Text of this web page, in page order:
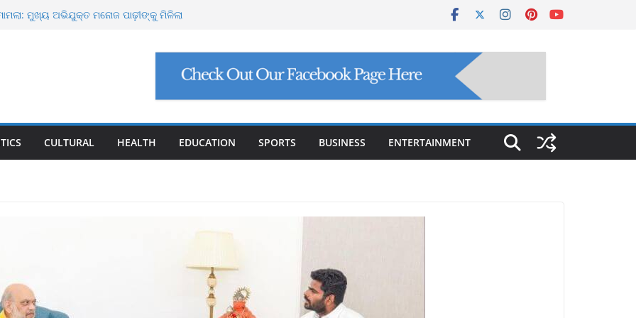
ମାଗିଲେ ଉନ୍ନୟନ କମିଶନର, ସଚିବଙ୍କୁ କଠୋର
ଠକେଇ, ମୁଖ୍ୟ ପ୍ରଶାସକଙ୍କ ଦସ୍ତଖତ ଜାଲ୍
ସୁପ୍ରିମକୋର୍ଟଙ୍କ ବଡ଼ ନିର୍ଦ୍ଦେଶ
୮ ଗ୍ରାମ ସୁନା-ଶାଢ଼ୀ, ଏଆଇ ପ୍ରଶିକ୍ଷଣ ପାଇଁ ୫
CULTURAL HEALTH EDUCATION SPORTS BUSINESS ENTERTAINMENT